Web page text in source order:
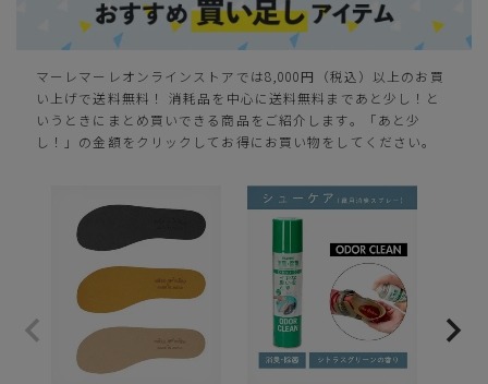
マーレマーレオンラインストアでは8,000円（税込）以上のお買
い上げで送料無料！ 消耗品を中心に送料無料まであと少し！と
いうときにまとめ買いできる商品をご紹介します。「あと少
し！」の金額をクリックしてお得にお買い物をしてください。